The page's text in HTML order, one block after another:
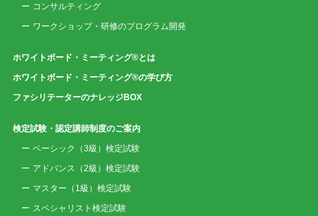
コンサルティング
ワークショップ・研修のプログラム開発
ホワイトボード・ミーティング®とは
ホワイトボード・ミーティング®の学び方
ファシリテーターのナレッジBOX
検定試験・認定講師制度のご案内
ベーシック（3級）検定試験
アドバンス（2級）検定試験
マスター（1級）検定試験
スペシャリスト検定試験